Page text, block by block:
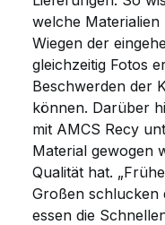
welche Materialien
Wiegen der
gleichzeitig Fotos
Beschwerden der
können. Darüber
mit AMCS Recy
Material gewogen
Qualität hat.
Großen schlucken
essen die